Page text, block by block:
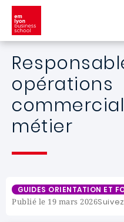
Aller au contenu principal
opérations
métier
GUIDES ORIENTATION ET
Publié le 19 mars 2026